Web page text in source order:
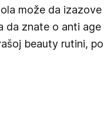
može da
da znate o anti
beauty rutini,